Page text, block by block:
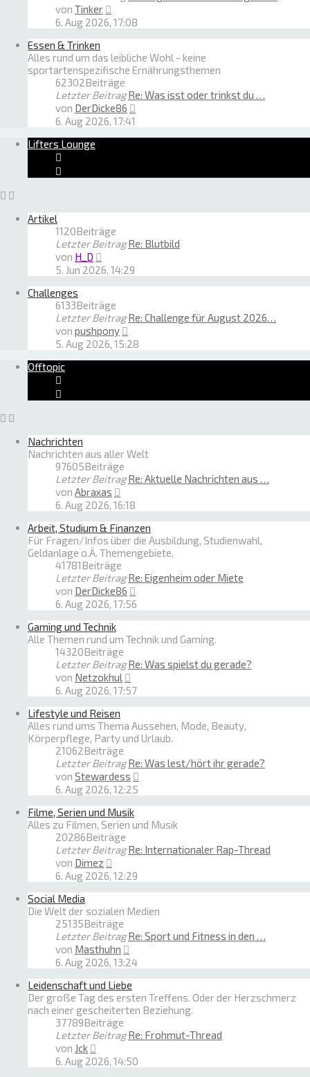
von Tinker
Beitrag
6. Aug 2026, 17:08
Essen & Trinken
Alles rund um das leibliche Wohl - keine
sportartenspezifische Ernährungsthemen
62302Beiträge
Letzter Beitrag Re: Was isst oder trinkst du …
von DerDicke86
6. Aug 2026, 17:41
Lifters Lounge
Artikel
1120Beiträge
Letzter Beitrag Re: Blutbild
von H_D
Beitrag
5. Jun 2026, 14:29
Challenges
6133Beiträge
Letzter Beitrag Re: Challenge für August 2026…
von pushpony
Beitrag
5. Aug 2026, 15:28
Offtopic
Nachrichten
Nachrichten aus aller Welt
97605Beiträge
Letzter Beitrag Re: Aktuelle Nachrichten aus …
von Abraxas
Beitrag
6. Aug 2026, 16:18
Arbeit, Studium & Finanzen
Für Fragen/Infos über die Ausbildung, Studienwahl,
Geldanlage o.Ä. Themengebiete.
41781Beiträge
Letzter Beitrag Re: Eigenheim oder Miete
von DerDicke86
Beitrag
6. Aug 2026, 17:56
Gaming und Technik
Alle Themen rund um Technik und Gaming.
14320Beiträge
Letzter Beitrag Re: Was spielst du gerade?
von Netzokhul
Beitrag
6. Aug 2026, 17:57
Lifestyle und Reisen
Alles rund ums Thema Aussehen, Mode, Beauty,
Körperpflege, Party und Urlaub.
21062Beiträge
Letzter Beitrag Re: Was lest/hört ihr gerade?
von Stewardess
6. Aug 2026, 12:25
Filme, Serien und Musik
Alles zu Filmen, Serien und Musik
20286Beiträge
Letzter Beitrag Re: Internationaler Rap-Thread
von Dimez
Beitrag
6. Aug 2026, 12:29
Social Media
Die Welt der sozialen Medien
25135Beiträge
Letzter Beitrag Re: Sport und Fitness in den …
von Masthuhn
Beitrag
6. Aug 2026, 13:24
Leidenschaft und Liebe
Der große Tag des ersten Treffens. Oder der Herzschmerz
nach einer gescheiterten Beziehung.
37789Beiträge
Letzter Beitrag Re: Frohmut-Thread
von Jck
Beitrag
6. Aug 2026, 14:50